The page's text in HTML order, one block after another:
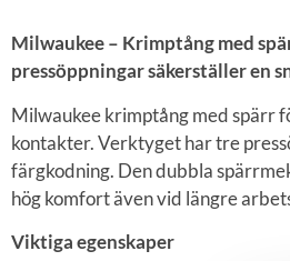
Milwaukee – Krimptång med
pressöppningar säkerställer en
Milwaukee krimptång med spärr
kontakter. Verktyget har tre
färgkodning. Den dubbla
hög komfort även vid längre
Viktiga egenskaper